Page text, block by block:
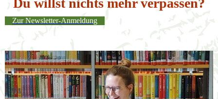
Du willst nichts mehr verpassen?
Zur Newsletter-Anmeldung